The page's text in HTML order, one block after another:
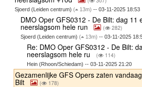
Sjoerd (Leiden centrum) ( 13m) -- 03-11-2025 18:53
DMO Oper GFS0312 - De Bilt: dag 11
neerslagsom hele run ( 282)
Sjoerd (Leiden centrum)( 13m) -- 03-11-2025
Re: DMO Oper GFS0312 - De Bilt:
neerslagsom hele ru ( 114)
Hein (Rhoon/Schiedam) -- 03-11-2025 21:20
Gezamenlijke GFS Opers zaten
Bilt ( 178)